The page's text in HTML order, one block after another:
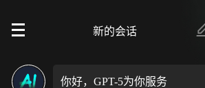
新的会话
你好，GPT-5为你服务